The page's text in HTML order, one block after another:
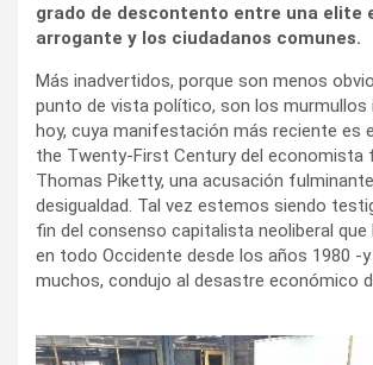
grado de descontento entre una elite
arrogante y los ciudadanos comunes.
Más inadvertidos, porque son menos
punto de vista político, son los murmullos
hoy, cuya manifestación más reciente es
the Twenty-First Century del economista
Thomas Piketty, una acusación
desigualdad. Tal vez estemos siendo
fin del consenso capitalista neoliberal que
en todo Occidente desde los años 1980 -y
muchos, condujo al desastre económico